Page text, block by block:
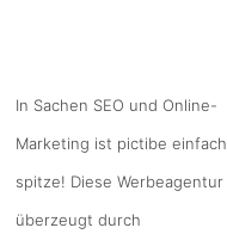
In Sachen SEO und Online-
Marketing ist pictibe einfach
spitze! Diese Werbeagentur
überzeugt durch